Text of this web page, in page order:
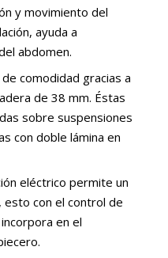
y movimiento del
ayuda a
abdomen.
comodidad gracias a
de 38 mm. Éstas
sobre suspensiones
con doble lámina en
eléctrico permite un
esto con el control de
en el